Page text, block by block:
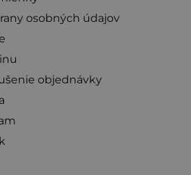
osobných údajov
objednávky